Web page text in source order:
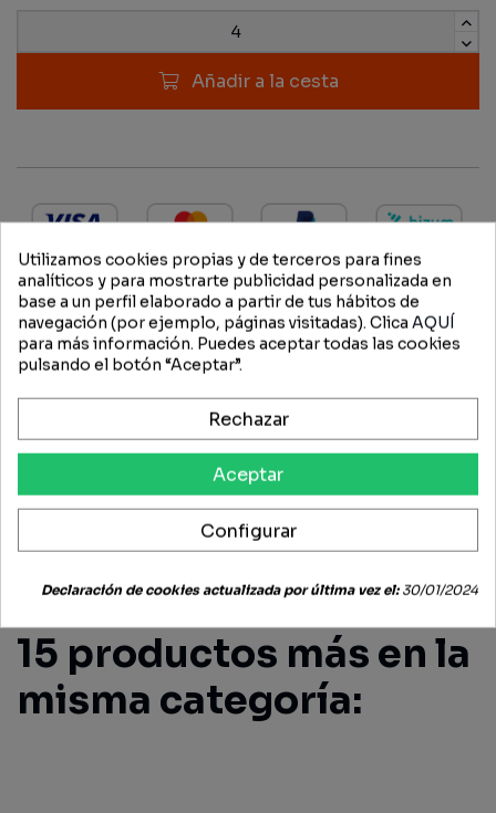
Añadir a la cesta
DESCRIPCIÓN
CASQUILLO CON TOPE
FICHA TÉCNICA
OPINIONES (0)
15 productos más en la
misma categoría:
Utilizamos cookies propias y de terceros para fines
analíticos y para mostrarte publicidad personalizada en
base a un perfil elaborado a partir de tus hábitos de
navegación (por ejemplo, páginas visitadas). Clica AQUÍ
para más información. Puedes aceptar todas las cookies
pulsando el botón “Aceptar”.
Rechazar
Aceptar
Configurar
Declaración de cookies actualizada por última vez el:30/01/2024